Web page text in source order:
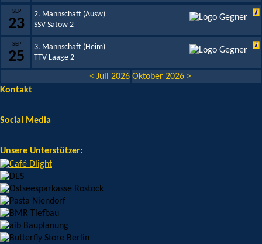
SEP
23
2. Mannschaft (Ausw)
SSV Satow 2
SEP
25
3. Mannschaft (Heim)
TTV Laage 2
< Juli 2026 Oktober 2026 >
Kontakt
Social Media
Unsere Unterstützer: